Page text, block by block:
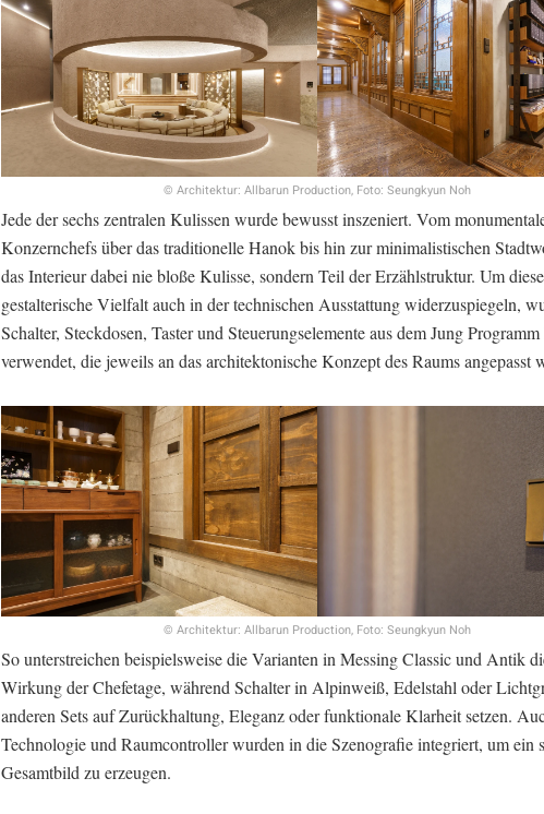
© Architektur: Allbarun Production, Foto: Seungkyun Noh
Jede der sechs zentralen Kulissen wurde bewusst inszeniert. Vom
Konzernchefs über das traditionelle Hanok bis hin zur minimalistischen
das Interieur dabei nie bloße Kulisse, sondern Teil der Erzählstruktur. Um diese
gestalterische Vielfalt auch in der technischen Ausstattung widerzuspiegeln,
Schalter, Steckdosen, Taster und Steuerungselemente aus dem Jung
verwendet, die jeweils an das architektonische Konzept des Raums angepasst
© Architektur: Allbarun Production, Foto: Seungkyun Noh
So unterstreichen beispielsweise die Varianten in Messing Classic und Antik
Wirkung der Chefetage, während Schalter in Alpinweiß, Edelstahl oder
anderen Sets auf Zurückhaltung, Eleganz oder funktionale Klarheit setzen.
Technologie und Raumcontroller wurden in die Szenografie integriert, um ein
Gesamtbild zu erzeugen.